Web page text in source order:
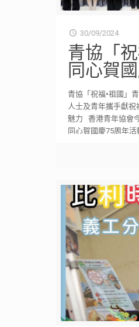
30/09/2024
青協「
同心賀
青協「祝福•祖國」
人士及青年攜手獻
魅力 香港青年協會
同心賀國慶75周年活